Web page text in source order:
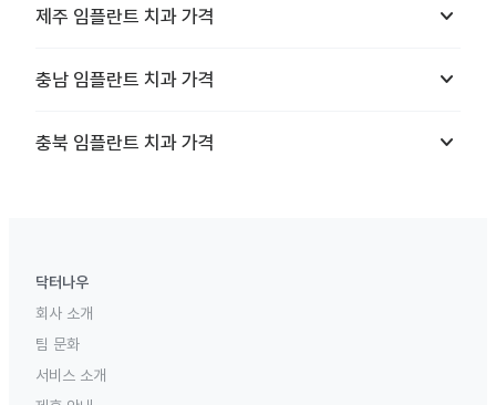
제주 임플란트 치과 가격 keyboard_arrow_down
충남 임플란트 치과 가격 keyboard_arrow_down
충북 임플란트 치과 가격 keyboard_arrow_down
닥터나우
회사 소개
팀 문화
서비스 소개